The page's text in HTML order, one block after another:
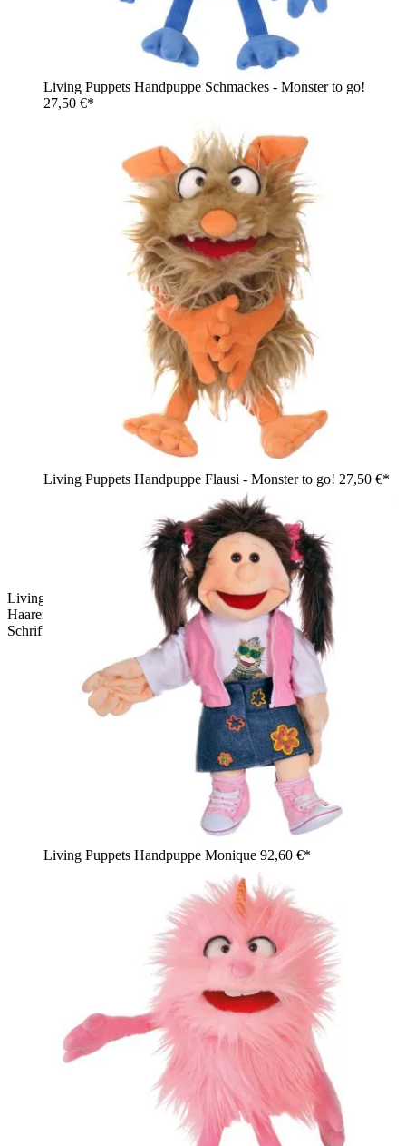
Living Puppets Handpuppe Lenny mit schwarzen strubbeligen
Haaren, hellblauer Kapuzenjacke mit Living-Puppets-
Schriftzug, Jeans-Shorts und Zehensandalen
Living Puppets Handpuppe Schmackes - Monster to go!
27,50 €*
Living Puppets Handpuppe Flausi - Monster to go! 27,50 €*
Living Puppets Handpuppe Monique 92,60 €*